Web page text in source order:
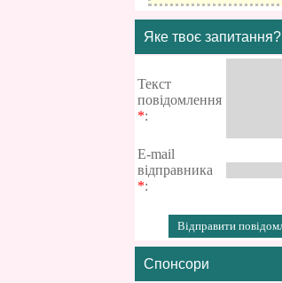
Яке твоє запитання?
Текст
повідомлення
*:
E-mail
відправника
*:
Спонсори